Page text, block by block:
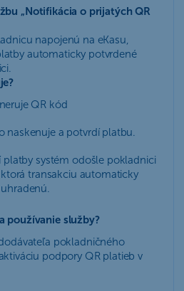
„Notifikácia o prijatých QR
napojenú na eKasu,
automaticky potvrdené
QR kód
naskenuje a potvrdí platbu.
platby systém odošle pokladnici
transakciu automaticky
používanie služby?
pokladničného
podpory QR platieb v